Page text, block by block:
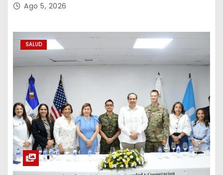
Ago 5, 2026
SALUD